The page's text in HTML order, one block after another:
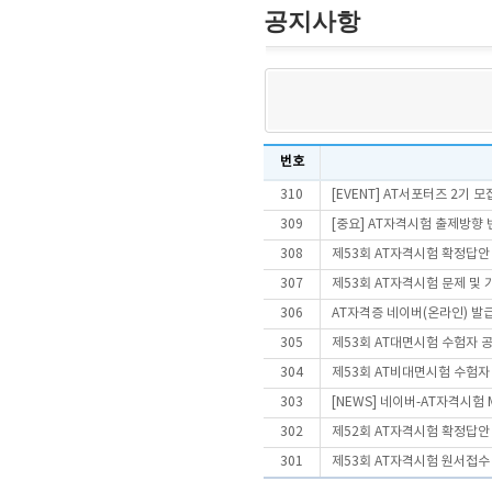
공지사항
번호
310 [EVENT] AT서포터즈 2기 모
309 [중요] AT자격시험 출제방향
308 제53회 AT자격시험 확정답
307 제53회 AT자격시험 문제 및
306 AT자격증 네이버(온라인) 발
305 제53회 AT대면시험 수험자
304 제53회 AT비대면시험 수험
303 [NEWS] 네이버-AT자격시험
302 제52회 AT자격시험 확정답
301 제53회 AT자격시험 원서접